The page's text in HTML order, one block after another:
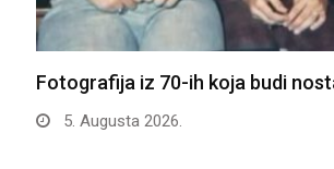
Fotografija iz 70-ih koja budi
5. Augusta 2026.